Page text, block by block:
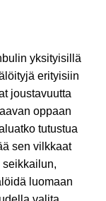
yksityisillä
erityisiin
joustavuutta
oppaan
tutustua
sen vilkkaat
luomaan